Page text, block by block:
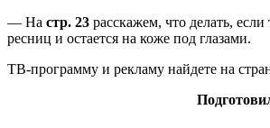
— На стр. 23 расскажем, что делать,
ресниц и остается на коже под глазами.
ТВ-программу и рекламу найдете на